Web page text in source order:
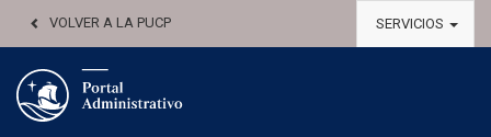
VOLVER A LA PUCP SERVICIOS